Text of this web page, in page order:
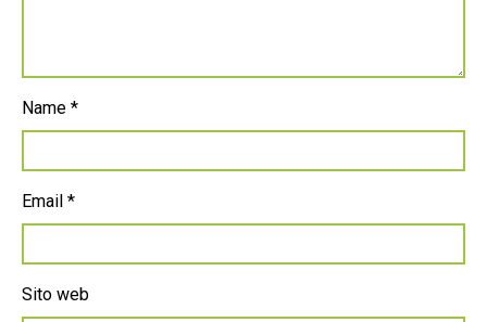
Name *
Email *
Sito web